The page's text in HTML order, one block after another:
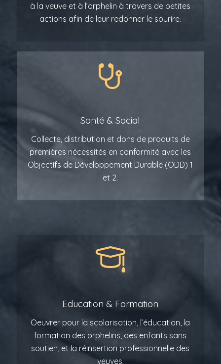
à la veuve et à l’orphelin à travers de petites
actions afin de leur redonner le sourire.
Santé & Social
Collecte, distribution et dons de produits de
premières nécessités en conformité avec les
Objectifs de Développement Durable (ODD) 1
et 2.
Education& Formation
Oeuvrer pour la scolarisation, l’éducation, la
formation des orphelins, des enfants sans
soutien, et la réinsertion professionnelle des
veuves.